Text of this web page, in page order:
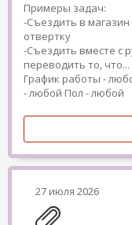
Примеры задач:
-Съездить в
отвертку
-Съездить вместе с
переводить то, что...
График работы -
- любой Пол - любой
27 июля 2026